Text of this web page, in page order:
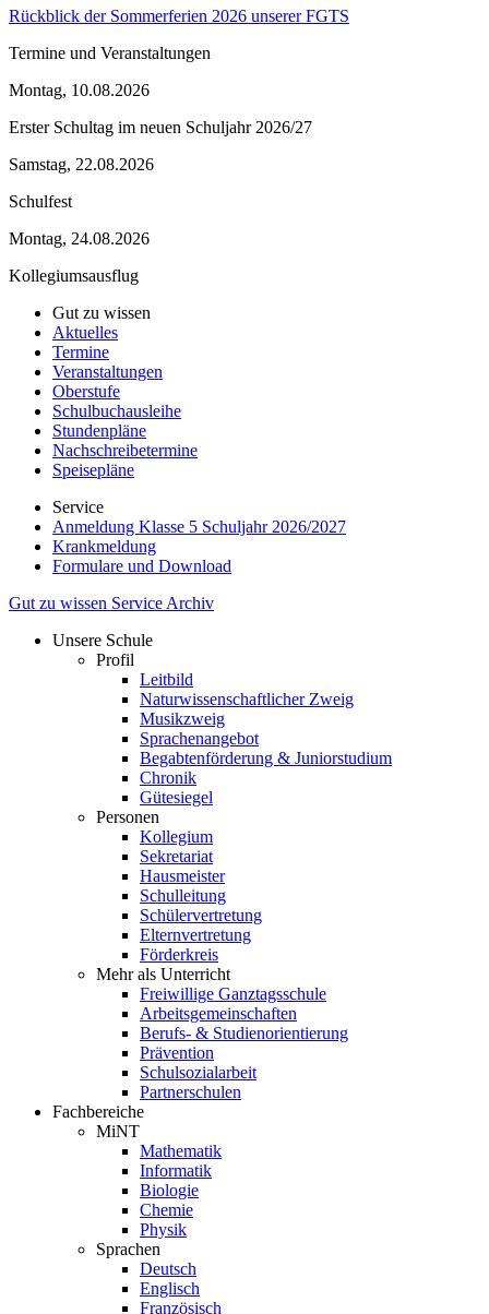
Rückblick der Sommerferien 2026 unserer FGTS
Termine und Veranstaltungen
Montag, 10.08.2026
Erster Schultag im neuen Schuljahr 2026/27
Samstag, 22.08.2026
Schulfest
Montag, 24.08.2026
Kollegiumsausflug
Gut zu wissen
Aktuelles
Termine
Veranstaltungen
Oberstufe
Schulbuchausleihe
Stundenpläne
Nachschreibetermine
Speisepläne
Service
Anmeldung Klasse 5 Schuljahr 2026/2027
Krankmeldung
Formulare und Download
Gut zu wissen Service Archiv
Unsere Schule
Profil
Leitbild
Naturwissenschaftlicher Zweig
Musikzweig
Sprachenangebot
Begabtenförderung & Juniorstudium
Chronik
Gütesiegel
Personen
Kollegium
Sekretariat
Hausmeister
Schulleitung
Schülervertretung
Elternvertretung
Förderkreis
Mehr als Unterricht
Freiwillige Ganztagsschule
Arbeitsgemeinschaften
Berufs- & Studienorientierung
Prävention
Schulsozialarbeit
Partnerschulen
Fachbereiche
MiNT
Mathematik
Informatik
Biologie
Chemie
Physik
Sprachen
Deutsch
Englisch
Französisch